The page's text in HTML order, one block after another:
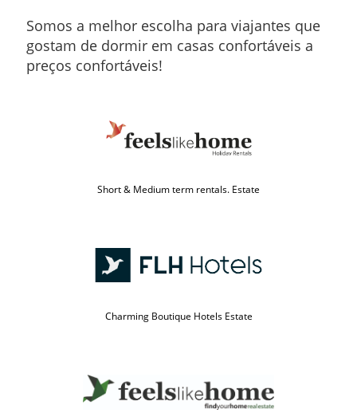
Somos a melhor escolha para viajantes que
gostam de dormir em casas confortáveis ​​a
preços confortáveis!
Short & Medium term rentals. Estate
Charming Boutique Hotels Estate